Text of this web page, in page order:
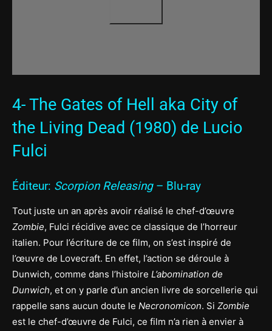
4- The Gates of Hell aka City of
the Living Dead (1980) de Lucio
Fulci
Éditeur: Scorpion Releasing– Blu-ray
Tout juste un an après avoir réalisé le chef-d’œuvre
Zombie, Fulci récidive avec ce classique de l’horreur
italien. Pour l’écriture de ce film, on s’est inspiré de
l’œuvre de Lovecraft. En effet, l’action se déroule à
Dunwich, comme dans l’histoire L’abomination de
Dunwich, et on y parle d’un ancien livre de sorcellerie qui
rappelle sans aucun doute le Necronomicon. Si Zombie
est le chef-d’œuvre de Fulci, ce film n’a rien à envier à